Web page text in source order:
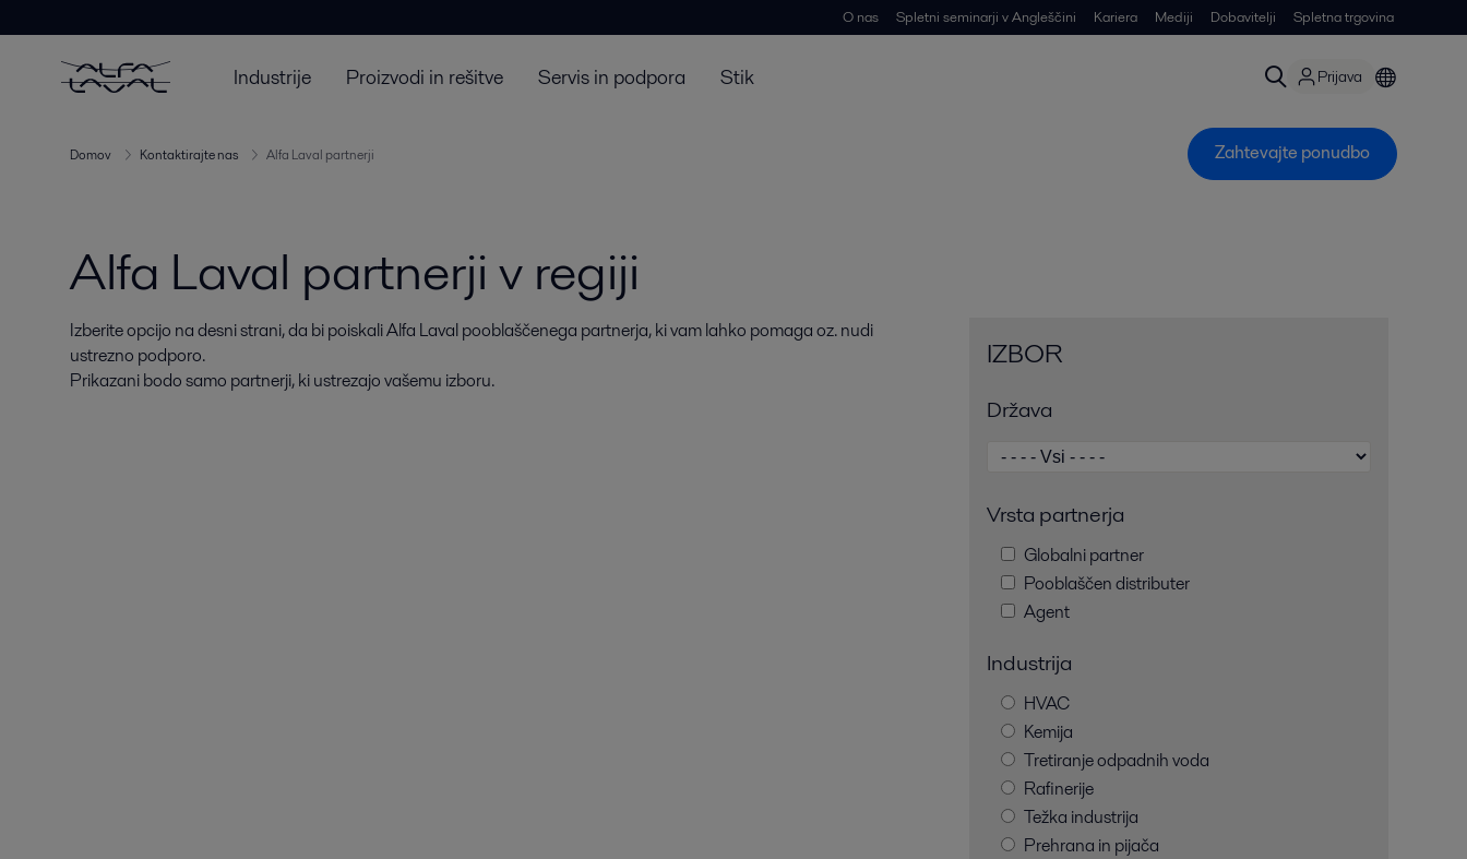
O nas Spletni seminarji v Angleščini Kariera Mediji Dobavitelji Spletna trgovina
Industrije Proizvodi in rešitve Servis in podpora Stik Prijava
Domov Kontaktirajte nas Alfa Laval partnerji Zahtevajte ponudbo
Alfa Laval partnerji v regiji
Izberite opcijo na desni strani, da bi poiskali Alfa Laval pooblaščenega partnerja, ki vam lahko pomaga oz. nudi
ustrezno podporo.
Prikazani bodo samo partnerji, ki ustrezajo vašemu izboru.
IZBOR
Država
Vrsta partnerja
Globalni partner
Pooblaščen distributer
Agent
Industrija
HVAC
Kemija
Tretiranje odpadnih voda
Rafinerije
Težka industrija
Prehrana in pijača